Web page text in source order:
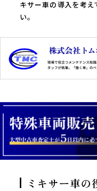
キサー車の導入を考
い。
ミキサー車の